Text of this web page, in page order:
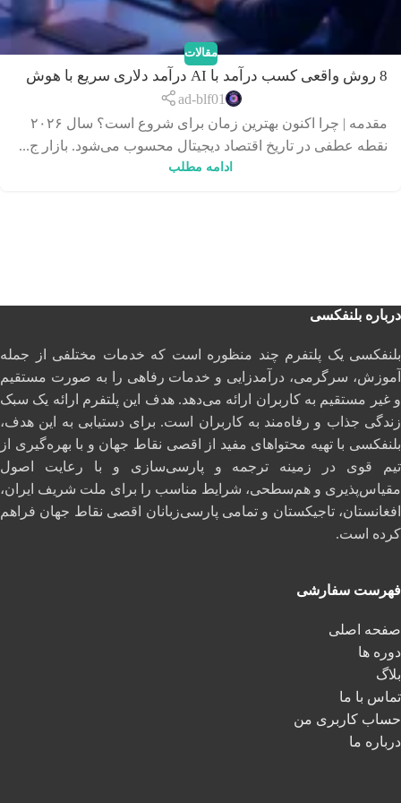
مقالات
8 روش واقعی کسب درآمد با AI درآمد دلاری سریع با هوش
ad-blf01
مقدمه | چرا اکنون بهترین زمان برای شروع است؟ سال ۲۰۲۶
نقطه عطفی در تاریخ اقتصاد دیجیتال محسوب می‌شود. بازار ج...
ادامه مطلب
درباره بلنفکسی
بلنفکسی یک پلتفرم چند منظوره است که خدمات مختلفی از جمله
آموزش، سرگرمی، درآمدزایی و خدمات رفاهی را به صورت مستقیم
و غیر مستقیم به کاربران ارائه می‌دهد. هدف این پلتفرم ارائه یک سبک
زندگی جذاب و رفاه‌مند به کاربران است. برای دستیابی به این هدف،
بلنفکسی با تهیه محتواهای مفید از اقصی نقاط جهان و با بهره‌گیری از
تیم قوی در زمینه ترجمه و پارسی‌سازی و با رعایت اصول
مقیاس‌پذیری و هم‌سطحی، شرایط مناسب را برای ملت شریف ایران،
افغانستان، تاجیکستان و تمامی پارسی‌زبانان اقصی نقاط جهان فراهم
کرده است.
فهرست سفارشی
صفحه اصلی
دوره ها
بلاگ
تماس با ما
حساب کاربری من
درباره ما